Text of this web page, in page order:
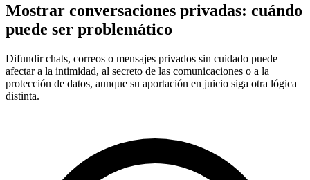
Mostrar conversaciones privadas: cuándo
puede ser problemático
Difundir chats, correos o mensajes privados sin cuidado puede
afectar a la intimidad, al secreto de las comunicaciones o a la
protección de datos, aunque su aportación en juicio siga otra lógica
distinta.